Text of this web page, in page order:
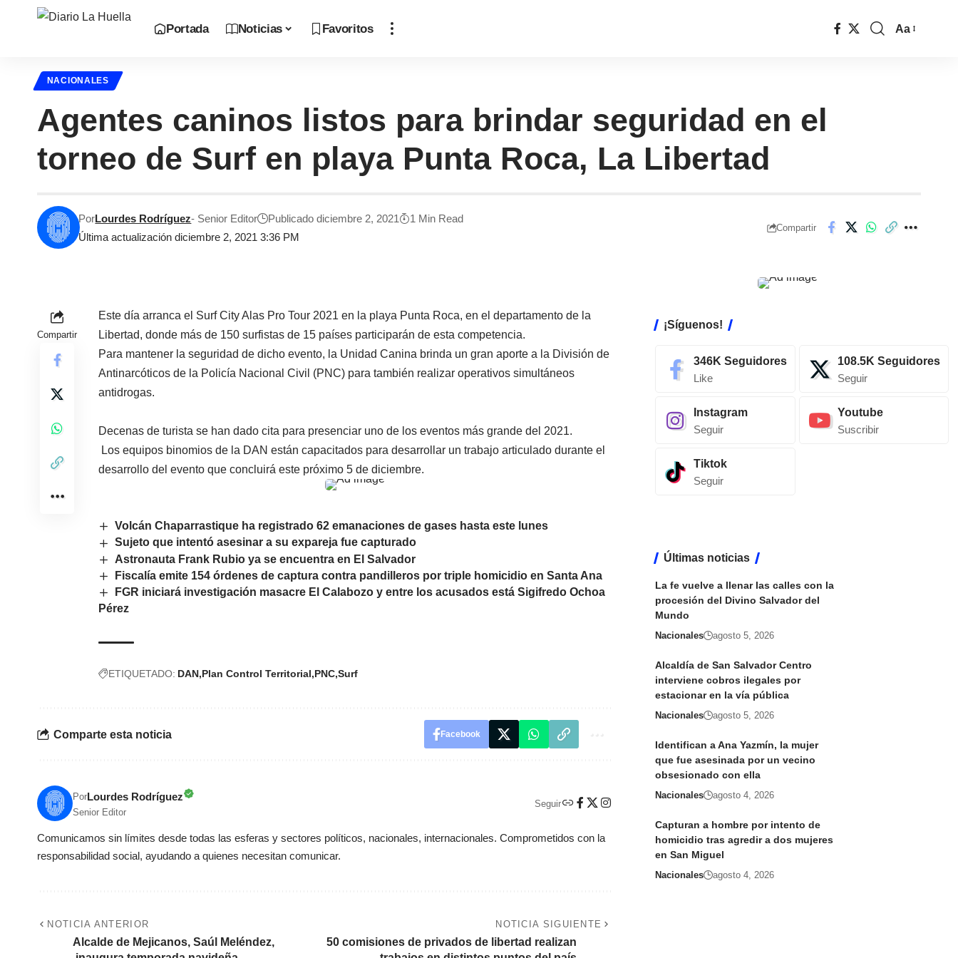
Portada Noticias Favoritos Aa
NACIONALES
Agentes caninos listos para brindar seguridad en el
torneo de Surf en playa Punta Roca, La Libertad
Última actualización diciembre 2, 2021 3:36 PM
PorLourdes Rodríguez- Senior Editor Publicado diciembre 2, 2021 1 Min Read
Compartir
Compartir
Este día arranca el Surf City Alas Pro Tour 2021 en la playa Punta Roca, en el departamento de la
Libertad, donde más de 150 surfistas de 15 países participarán de esta competencia.
Para mantener la seguridad de dicho evento, la Unidad Canina brinda un gran aporte a la División de
Antinarcóticos de la Policía Nacional Civil (PNC) para también realizar operativos simultáneos
antidrogas.
Decenas de turista se han dado cita para presenciar uno de los eventos más grande del 2021.
Los equipos binomios de la DAN están capacitados para desarrollar un trabajo articulado durante el
desarrollo del evento que concluirá este próximo 5 de diciembre.
Volcán Chaparrastique ha registrado 62 emanaciones de gases hasta este lunes
Sujeto que intentó asesinar a su expareja fue capturado
Astronauta Frank Rubio ya se encuentra en El Salvador
Fiscalía emite 154 órdenes de captura contra pandilleros por triple homicidio en Santa Ana
FGR iniciará investigación masacre El Calabozo y entre los acusados está Sigifredo Ochoa
Pérez
ETIQUETADO: DAN Plan Control Territorial PNC Surf
Comparte esta noticia Facebook
PorLourdes Rodríguez
Senior Editor
Seguir
Comunicamos sin límites desde todas las esferas y sectores políticos, nacionales, internacionales. Comprometidos con la
responsabilidad social, ayudando a quienes necesitan comunicar.
NOTICIA ANTERIOR
Alcalde de Mejicanos, Saúl Meléndez,
NOTICIA SIGUIENTE
50 comisiones de privados de libertad realizan
¡Síguenos!
346K Seguidores
Like
108.5K Seguidores
Seguir
Instagram
Seguir
Youtube
Suscribir
Tiktok
Seguir
Últimas noticias
La fe vuelve a llenar las calles con la
procesión del Divino Salvador del
Mundo
Nacionales agosto 5, 2026
Alcaldía de San Salvador Centro
interviene cobros ilegales por
estacionar en la vía pública
Nacionales agosto 5, 2026
Identifican a Ana Yazmín, la mujer
que fue asesinada por un vecino
obsesionado con ella
Nacionales agosto 4, 2026
Capturan a hombre por intento de
homicidio tras agredir a dos mujeres
en San Miguel
Nacionales agosto 4, 2026